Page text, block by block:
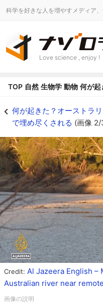
科学を好きな人を増やすメディア、
Love science , enjoy !
TOP 自然 生物学 動物 何が起
何が起きた？オーストラ
で埋め尽くされる (画像 2/
Credit: Al Jazeera English
Australian river near